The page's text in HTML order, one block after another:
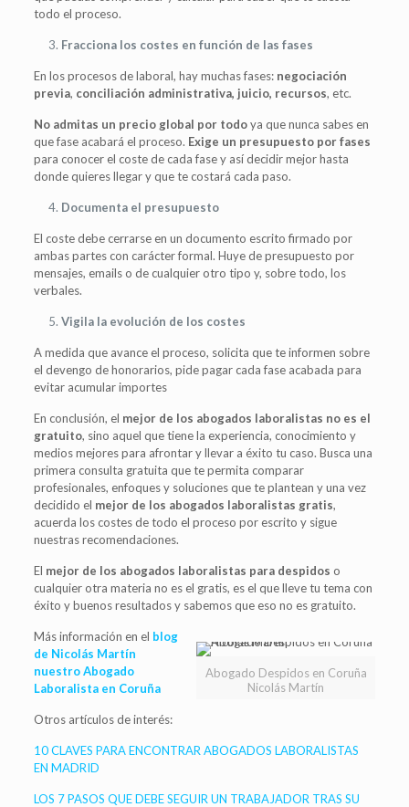
todo el proceso.
Fracciona los costes en función de las fases
En los procesos de laboral, hay muchas fases: negociación
previa, conciliación administrativa, juicio, recursos, etc.
No admitas un precio global por todoya que nunca sabes en
que fase acabará el proceso. Exige un presupuesto por fases
para conocer el coste de cada fase y así decidir mejor hasta
donde quieres llegar y que te costará cada paso.
Documenta el presupuesto
El coste debe cerrarse en un documento escrito firmado por
ambas partes con carácter formal. Huye de presupuesto por
mensajes, emails o de cualquier otro tipo y, sobre todo, los
verbales.
Vigila la evolución de los costes
A medida que avance el proceso, solicita que te informen sobre
el devengo de honorarios, pide pagar cada fase acabada para
evitar acumular importes
En conclusión, el mejor de los abogados laboralistas no es el
gratuito, sino aquel que tiene la experiencia, conocimiento y
medios mejores para afrontar y llevar a éxito tu caso. Busca una
primera consulta gratuita que te permita comparar
profesionales, enfoques y soluciones que te plantean y una vez
decidido el mejor de los abogados laboralistas gratis,
acuerda los costes de todo el proceso por escrito y sigue
nuestras recomendaciones.
El mejor de los abogados laboralistas para despidos o
cualquier otra materia no es el gratis, es el que lleve tu tema con
éxito y buenos resultados y sabemos que eso no es gratuito.
Abogado Despidos en Coruña
Nicolás Martín
Más información en el blog
de Nicolás Martín
nuestro Abogado
Laboralista en Coruña
Otros artículos de interés:
10 CLAVES PARA ENCONTRAR ABOGADOS LABORALISTAS
EN MADRID
LOS 7 PASOS QUE DEBE SEGUIR UN TRABAJADOR TRAS SU